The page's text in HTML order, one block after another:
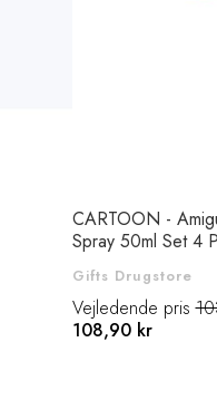
CARTOON -
Spray 50ml Set 4
Gifts Drugstore
Vejledende pris
108,90 kr